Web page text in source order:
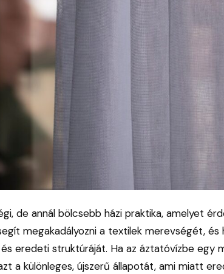
de annál bölcsebb házi praktika, amelyet
megakadályozni a textilek merevségét, és
eredeti struktúráját. Ha az áztatóvízbe egy
a különleges, újszerű állapotát, ami miatt